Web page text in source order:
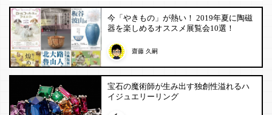
今「やきもの」が熱い！ 2019年夏に陶磁
器を楽しめるオススメ展覧会10選！
齋藤 久嗣
宝石の魔術師が生み出す独創性溢れるハ
イジュエリーリング